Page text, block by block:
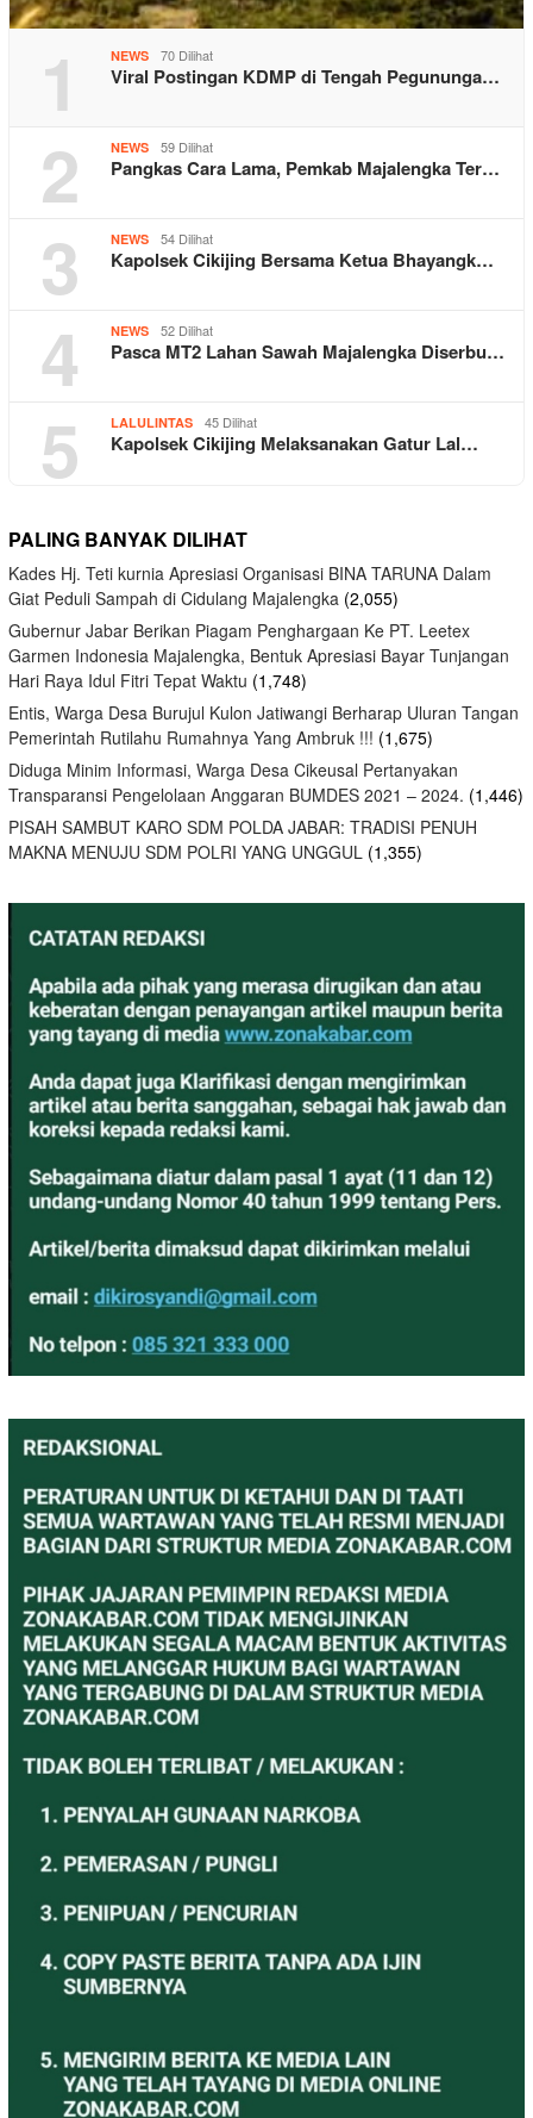
1 NEWS 70 Dilihat
Viral Postingan KDMP di Tengah Pegununga…
2 NEWS 59 Dilihat
Pangkas Cara Lama, Pemkab Majalengka Ter…
3 NEWS 54 Dilihat
Kapolsek Cikijing Bersama Ketua Bhayangk…
4 NEWS 52 Dilihat
Pasca MT2 Lahan Sawah Majalengka Diserbu…
5 LALULINTAS 45 Dilihat
Kapolsek Cikijing Melaksanakan Gatur Lal…
PALING BANYAK DILIHAT
Kades Hj. Teti kurnia Apresiasi Organisasi BINA TARUNA Dalam
Giat Peduli Sampah di Cidulang Majalengka (2,055)
Gubernur Jabar Berikan Piagam Penghargaan Ke PT. Leetex
Garmen Indonesia Majalengka, Bentuk Apresiasi Bayar Tunjangan
Hari Raya Idul Fitri Tepat Waktu (1,748)
Entis, Warga Desa Burujul Kulon Jatiwangi Berharap Uluran Tangan
Pemerintah Rutilahu Rumahnya Yang Ambruk !!! (1,675)
Diduga Minim Informasi, Warga Desa Cikeusal Pertanyakan
Transparansi Pengelolaan Anggaran BUMDES 2021 – 2024. (1,446)
PISAH SAMBUT KARO SDM POLDA JABAR: TRADISI PENUH
MAKNA MENUJU SDM POLRI YANG UNGGUL (1,355)